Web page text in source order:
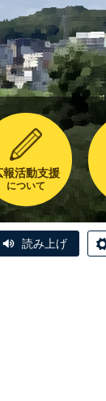
報活動支援
について
読み上げ